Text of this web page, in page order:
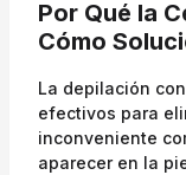
Por Qué la
Cómo
La depilación
efectivos para
inconveniente
aparecer en la